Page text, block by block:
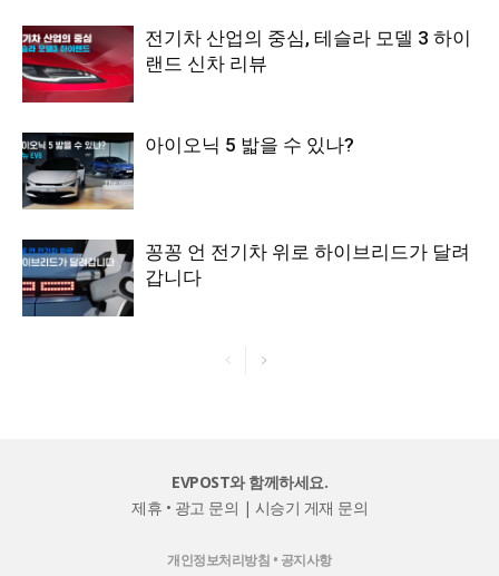
전기차 산업의 중심, 테슬라 모델 3 하이
랜드 신차 리뷰
아이오닉 5 밟을 수 있나?
꽁꽁 언 전기차 위로 하이브리드가 달려
갑니다
EVPOST와 함께하세요.
제휴 • 광고 문의 | 시승기 게재 문의
개인정보처리방침 • 공지사항